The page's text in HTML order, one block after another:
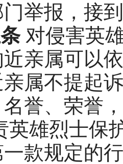
举报，接
对侵害英
亲属可以
属不提起
誉、荣誉
英雄烈士保
款规定的